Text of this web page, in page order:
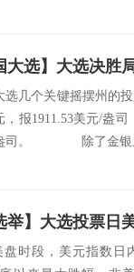
选几个关键摇摆州的
，报1911.53美元/盎
/盎司。 除了金银
时段，美元指数日